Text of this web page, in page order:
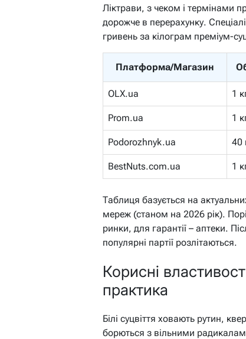
Ліктрави, з чеком і термінами
дорожче в перерахунку.
гривень за кілограм преміум-
Платформа/Магазин
OLX.ua 1
Prom.ua 1
Podorozhnyk.ua 40
BestNuts.com.ua 1
Таблиця базується на
мереж (станом на 2026 рік).
ринки, для гарантії – аптеки.
популярні партії розлітаються.
Корисні
практика
Білі суцвіття ховають рутин,
борються з вільними